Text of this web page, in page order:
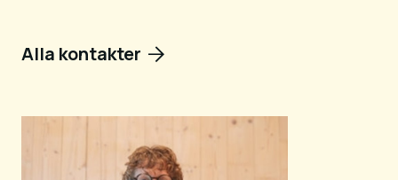
Alla kontakter